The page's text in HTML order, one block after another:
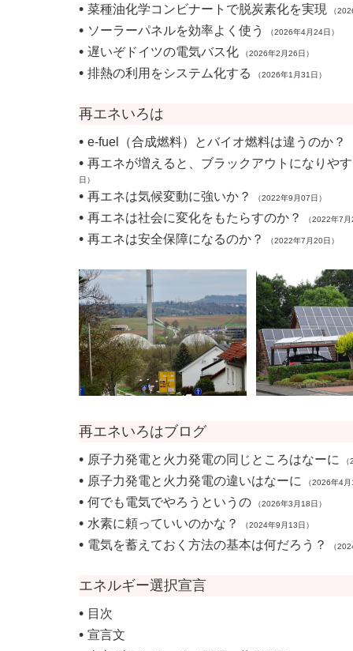
• 菜種油化学コンビナートで脱炭素化を実現 （
• ソーラーパネルを効率よく使う （2026年4月24日）
• 遅いぞドイツの電気バス化 （2026年2月26日）
• 排熱の利用をシステム化する （2026年1月31日）
再エネいろは
• e-fuel（合成燃料）とバイオ燃料は違うのか？
• 再エネが増えると、ブラックアウトになりや
日）
• 再エネは気候変動に強いか？ （2022年9月07日）
• 再エネは社会に変化をもたらすのか？ （2022年7
• 再エネは安全保障になるのか？ （2022年7月20日）
再エネいろはブログ
• 原子力発電と火力発電の同じところはなーに
• 原子力発電と火力発電の違いはなーに （2026年4
• 何でも電気でやろうというの （2026年3月18日）
• 水素に頼っていいのかな？ （2024年9月13日）
• 電気を蓄えておく方法の基本は何だろう？ （
エネルギー選択宣言
• 目次
• 宣言文